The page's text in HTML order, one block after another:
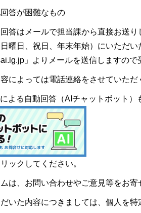
答が困難なもの
答はメールで担当課から直接お送
日曜日、祝日、年末年始）にいただ
」よりメールを送信しますので
によっては電話連絡をさせていた
よる自動回答（AIチャットボット）
ックしてください。
は、お問い合わせやご意見等をお
いた内容につきましては、個人を